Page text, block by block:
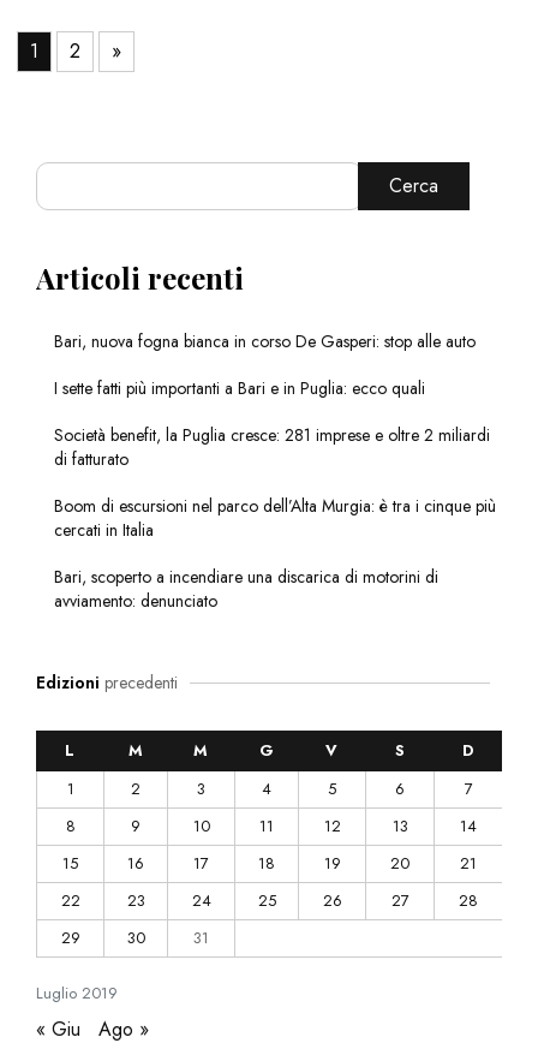
1 2 »
Cerca
Articoli recenti
Bari, nuova fogna bianca in corso De Gasperi: stop alle auto
I sette fatti più importanti a Bari e in Puglia: ecco quali
Società benefit, la Puglia cresce: 281 imprese e oltre 2 miliardi
di fatturato
Boom di escursioni nel parco dell’Alta Murgia: è tra i cinque più
cercati in Italia
Bari, scoperto a incendiare una discarica di motorini di
avviamento: denunciato
Edizioni precedenti
Luglio 2019
L M M G V S
D
1
2 3 4 5 6
7
8
9 10 11 12 13
14
15
16 17 18 19 20
21
22
23 24 25 26 27
28
29
30 31
« Giu Ago »